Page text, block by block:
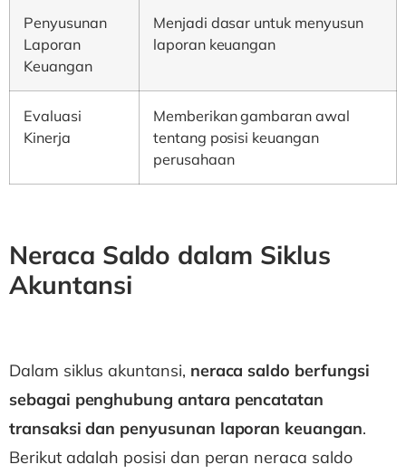
Penyusunan
Laporan
Keuangan
Menjadi dasar untuk menyusun
laporan keuangan
Evaluasi
Kinerja
Memberikan gambaran awal
tentang posisi keuangan
perusahaan
Neraca Saldo dalam Siklus
Akuntansi
Dalam siklus akuntansi, neraca saldo berfungsi
sebagai penghubung antara pencatatan
transaksi dan penyusunan laporan keuangan.
Berikut adalah posisi dan peran neraca saldo